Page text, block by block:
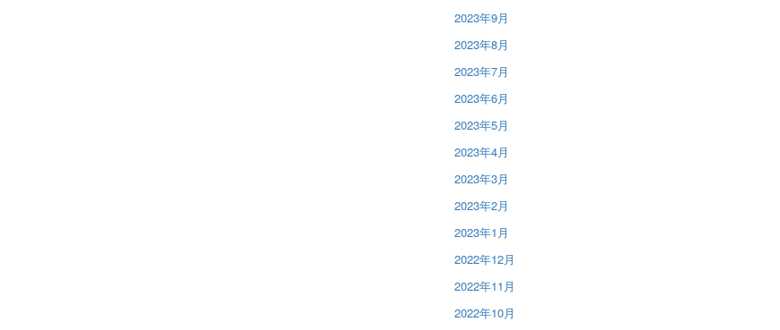
2023年9月
2023年8月
2023年7月
2023年6月
2023年5月
2023年4月
2023年3月
2023年2月
2023年1月
2022年12月
2022年11月
2022年10月